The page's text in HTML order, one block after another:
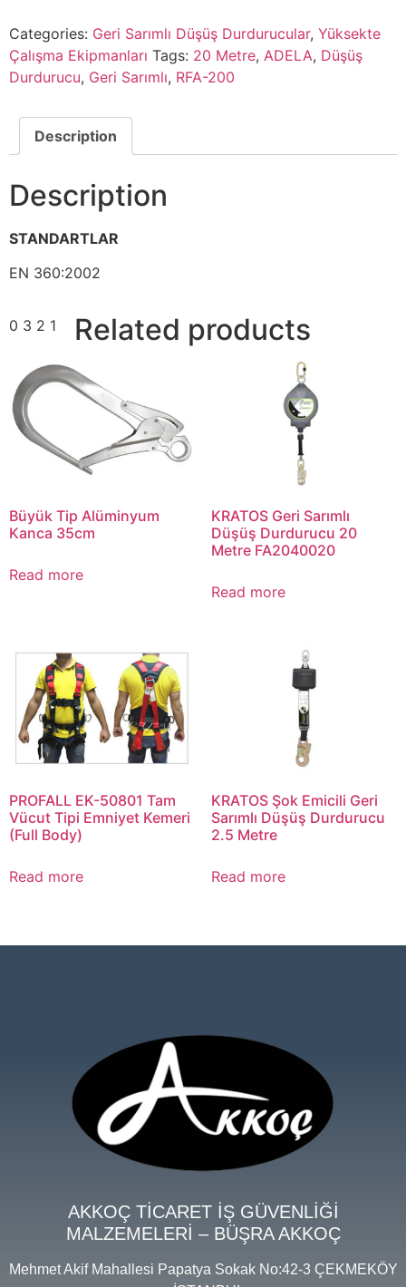
Categories: Geri Sarımlı Düşüş Durdurucular, Yüksekte
Çalışma Ekipmanları Tags: 20 Metre, ADELA, Düşüş
Durdurucu, Geri Sarımlı, RFA-200
Description
Description
STANDARTLAR
EN 360:2002
0 3 2 1 Related products
Büyük Tip Alüminyum
Kanca 35cm
Read more
KRATOS Geri Sarımlı
Düşüş Durdurucu 20
Metre FA2040020
Read more
PROFALL EK-50801 Tam
Vücut Tipi Emniyet Kemeri
(Full Body)
Read more
KRATOS Şok Emicili Geri
Sarımlı Düşüş Durdurucu
2.5 Metre
Read more
AKKOÇ TİCARET İŞ GÜVENLİĞİ
MALZEMELERİ – BÜŞRA AKKOÇ
Mehmet Akif Mahallesi Papatya Sokak No:42-3 ÇEKMEKÖY